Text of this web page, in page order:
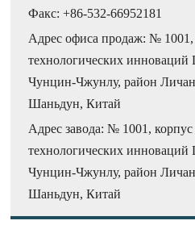
Факс: +86-532-66952181
Адрес офиса продаж: № 1001,
технологических инноваций
Чунцин-Чжунлу, район
Шаньдун, Китай
Адрес завода: № 1001,
технологических инноваций
Чунцин-Чжунлу, район
Шаньдун, Китай